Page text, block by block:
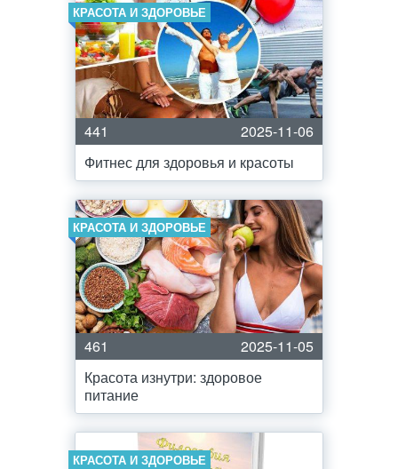
КРАСОТА И ЗДОРОВЬЕ
441
2025-11-06
Фитнес для здоровья и красоты
КРАСОТА И ЗДОРОВЬЕ
461
2025-11-05
Красота изнутри: здоровое
питание
КРАСОТА И ЗДОРОВЬЕ